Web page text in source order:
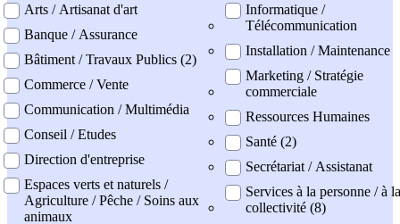
Arts / Artisanat d'art
Banque / Assurance
Bâtiment / Travaux Publics (2)
Commerce / Vente
Communication / Multimédia
Conseil / Etudes
Direction d'entreprise
Espaces verts et naturels /
Agriculture / Pêche / Soins aux
animaux
Informatique /
Télécommunication
Installation / Maintenance
Marketing / Stratégie
commerciale
Ressources Humaines
Santé (2)
Secrétariat / Assistanat
Services à la personne / à la
collectivité (8)